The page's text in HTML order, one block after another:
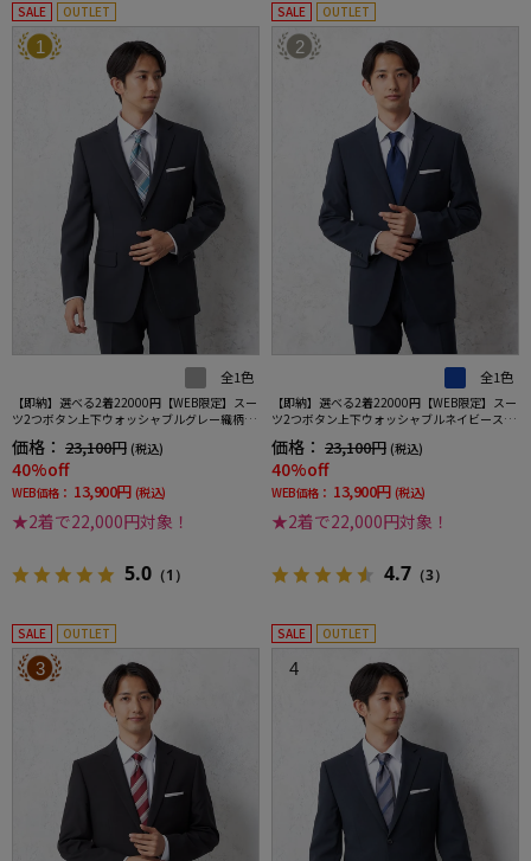
SALE OUTLET
1
全1色
【即納】選べる2着22000円【WEB限定】スー
ツ2つボタン上下ウォッシャブルグレー織柄無
価格： 23,100円 (税込)
40%off
WEB価格： 13,900円 (税込)
★2着で22,000円対象！
5.0 （1）
SALE OUTLET
2
全1色
【即納】選べる2着22000円【WEB限定】スー
ツ2つボタン上下ウォッシャブルネイビースト
価格： 23,100円 (税込)
40%off
WEB価格： 13,900円 (税込)
★2着で22,000円対象！
4.7 （3）
SALE OUTLET
3
SALE OUTLET
4